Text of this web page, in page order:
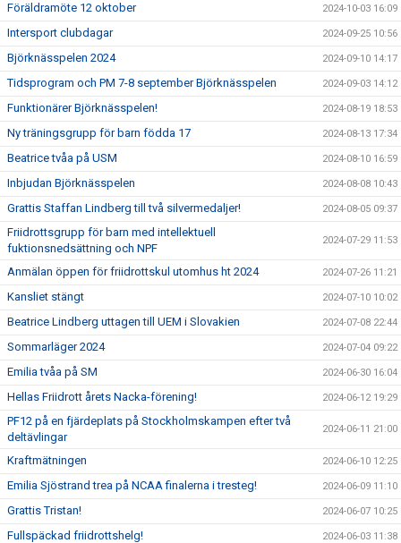
Föräldramöte 12 oktober 2024-10-03 16:09
Intersport clubdagar 2024-09-25 10:56
Björknässpelen 2024 2024-09-10 14:17
Tidsprogram och PM 7-8 september Björknässpelen 2024-09-03 14:12
Funktionärer Björknässpelen! 2024-08-19 18:53
Ny träningsgrupp för barn födda 17 2024-08-13 17:34
Beatrice tvåa på USM 2024-08-10 16:59
Inbjudan Björknässpelen 2024-08-08 10:43
Grattis Staffan Lindberg till två silvermedaljer! 2024-08-05 09:37
Friidrottsgrupp för barn med intellektuell
fuktionsnedsättning och NPF
2024-07-29 11:53
Anmälan öppen för friidrottskul utomhus ht 2024 2024-07-26 11:21
Kansliet stängt 2024-07-10 10:02
Beatrice Lindberg uttagen till UEM i Slovakien 2024-07-08 22:44
Sommarläger 2024 2024-07-04 09:22
Emilia tvåa på SM 2024-06-30 16:04
Hellas Friidrott årets Nacka-förening! 2024-06-12 19:29
PF12 på en fjärdeplats på Stockholmskampen efter två
deltävlingar
2024-06-11 21:00
Kraftmätningen 2024-06-10 12:25
Emilia Sjöstrand trea på NCAA finalerna i tresteg! 2024-06-09 11:10
Grattis Tristan! 2024-06-07 10:25
Fullspäckad friidrottshelg! 2024-06-03 11:38